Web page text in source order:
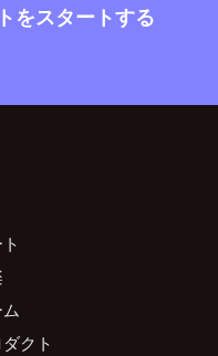
をスタートする
クト